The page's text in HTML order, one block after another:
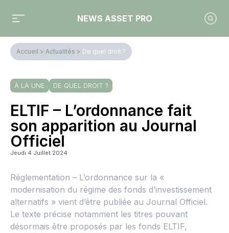
NEWS ASSET PRO
Accueil > Actualités > De quel droit ?
À LA UNE DE QUEL DROIT ?
ELTIF – L’ordonnance fait
son apparition au Journal
Officiel
Jeudi 4 Juillet 2024
Réglementation – L’ordonnance sur la «
modernisation du régime des fonds d’investissement
alternatifs » vient d’être publiée au Journal Officiel.
Le texte précise notamment les titres pouvant
désormais être proposés par les fonds ELTIF,